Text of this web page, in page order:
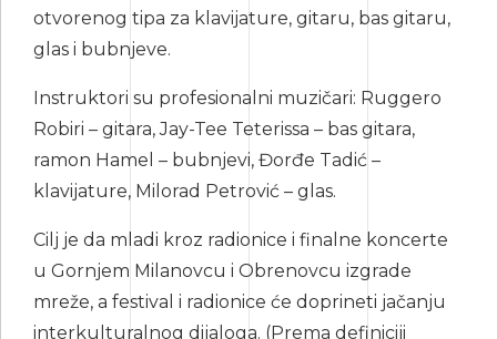
otvorenog tipa za klavijature, gitaru, bas gitaru,
glas i bubnjeve.
Instruktori su profesionalni muzičari: Ruggero
Robiri – gitara, Jay-Tee Teterissa – bas gitara,
ramon Hamel – bubnjevi, Đorđe Tadić –
klavijature, Milorad Petrović – glas.
Cilj je da mladi kroz radionice i finalne koncerte
u Gornjem Milanovcu i Obrenovcu izgrade
mreže, a festival i radionice će doprineti jačanju
interkulturalnog dijaloga. (Prema definiciji